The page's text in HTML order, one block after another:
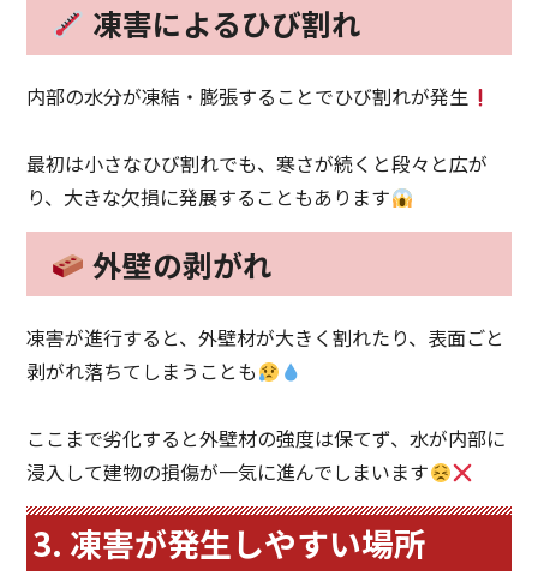
凍害によるひび割れ
内部の水分が凍結・膨張することでひび割れが発生
最初は小さなひび割れでも、寒さが続くと段々と広が
り、大きな欠損に発展することもあります
外壁の剥がれ
凍害が進行すると、外壁材が大きく割れたり、表面ごと
剥がれ落ちてしまうことも
ここまで劣化すると外壁材の強度は保てず、水が内部に
浸入して建物の損傷が一気に進んでしまいます
3. 凍害が発生しやすい場所